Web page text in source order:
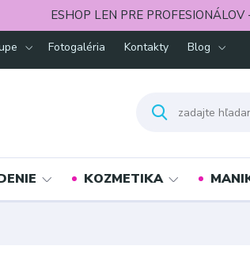
ESHOP LEN PRE
Fotogaléria Kontakty Blog
KOZMETIKA